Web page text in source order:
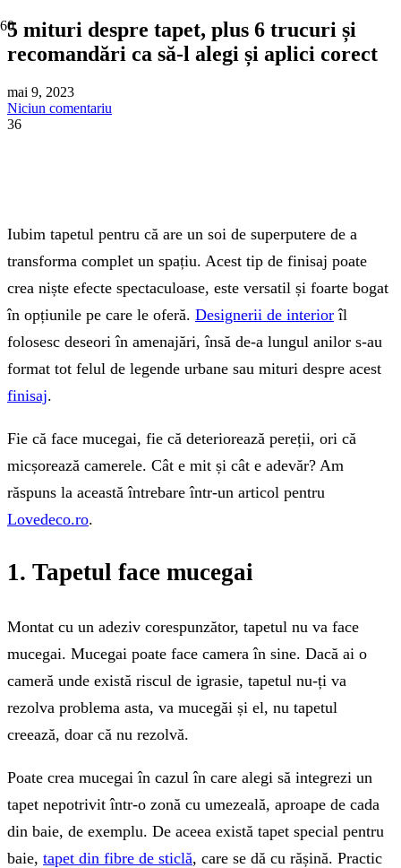
5 mituri despre tapet, plus 6 trucuri și
recomandări ca să-l alegi și aplici corect
mai 9, 2023
Niciun comentariu
36
Iubim tapetul pentru că are un soi de superputere de a
transforma complet un spațiu. Acest tip de finisaj poate
crea niște efecte spectaculoase, este versatil și foarte bogat
în opțiunile pe care le oferă. Designerii de interior îl
folosesc deseori în amenajări, însă de-a lungul anilor s-au
format tot felul de legende urbane sau mituri despre acest
finisaj.
Fie că face mucegai, fie că deteriorează pereții, ori că
micșorează camerele. Cât e mit și cât e adevăr? Am
răspuns la această întrebare într-un articol pentru
Lovedeco.ro.
1. Tapetul face mucegai
Montat cu un adeziv corespunzător, tapetul nu va face
mucegai. Mucegai poate face camera în sine. Dacă ai o
cameră unde există riscul de igrasie, tapetul nu-ți va
rezolva problema asta, va mucegăi și el, nu tapetul
creează, doar că nu rezolvă.
Poate crea mucegai în cazul în care alegi să integrezi un
tapet nepotrivit într-o zonă cu umezeală, aproape de cada
din baie, de exemplu. De aceea există tapet special pentru
baie, tapet din fibre de sticlă, care se dă cu rășină. Practic